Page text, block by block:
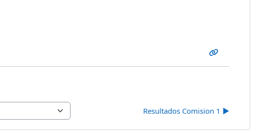
Resultados Comision 1 ▶︎